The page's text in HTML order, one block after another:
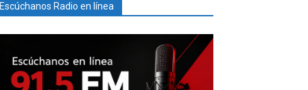
Escúchanos Radio en línea